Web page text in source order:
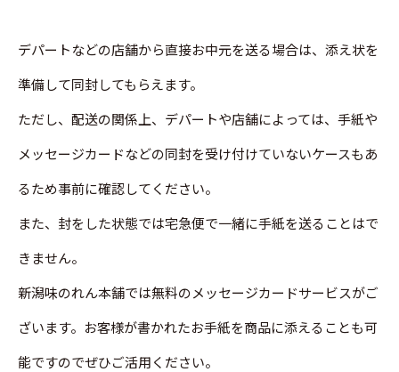
デパートなどの店舗から直接お中元を送る場合は、添え状を
準備して同封してもらえます。
ただし、配送の関係上、デパートや店舗によっては、手紙や
メッセージカードなどの同封を受け付けていないケースもあ
るため事前に確認してください。
また、封をした状態では宅急便で一緒に手紙を送ることはで
きません。
新潟味のれん本舗では無料のメッセージカードサービスがご
ざいます。お客様が書かれたお手紙を商品に添えることも可
能ですのでぜひご活用ください。